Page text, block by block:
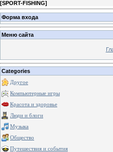
[SPORT-FISHING]
Форма входа
Меню сайта
Categories
Другое
Компьютерные игры
Красота и здоровье
Люди и блоги
Музыка
Общество
Путешествия и события